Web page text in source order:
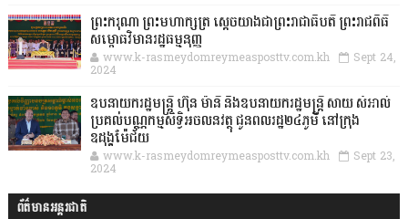
ព្រះករុណា ព្រះមហាក្សត្រ ស្តេចយាងជាព្រះរាជាធិបតី ព្រះរាជពិធី
សម្ពោធវិមានរដ្ឋធម្មនុញ្ញ
www.k-rasmeydomreymeasposttv.com.kh Sept 24,
2024
ឧបនាយករដ្ឋមន្ដ្រី ហ៊ុន ម៉ានី និងឧបនាយករដ្ឋមន្ដ្រី សាយ សំអាល់
ប្រគល់បណ្ណកម្មសិទ្ធិអចលនវត្ថុ ជូនពលរដ្ឋ២៤ភូមិ នៅក្រុង
ឧដុង្គម៉ែជ័យ
www.k-rasmeydomreymeasposttv.com.kh Sept 23,
2024
ព័ត៌មានអន្តរជាតិ